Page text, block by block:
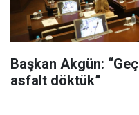
Başkan Akgün:
asfalt döktük”